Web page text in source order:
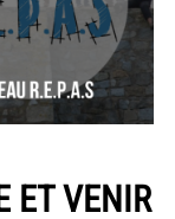
ET VENIR